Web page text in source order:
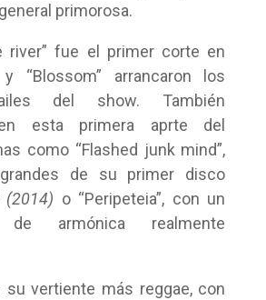
primorosa.
river” fue el primer corte en
y “Blossom” arrancaron los
del show. También
esta primera aprte del
como “Flashed junk mind”,
de su primer disco
(2014) o “Peripeteia”, con un
armónica realmente
su vertiente más reggae, con